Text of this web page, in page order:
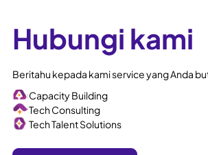
Hubungi kami
Beritahu kepada kami service yang Anda
Capacity Building
Tech Consulting
Tech Talent Solutions